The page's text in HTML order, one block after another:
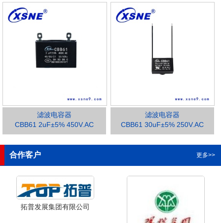
滤波电容器
CBB61 2uF±5% 450V.AC
滤波电容器
CBB61 30uF±5% 250V.AC
合作客户 更多>>
拓普发展集团有限公司